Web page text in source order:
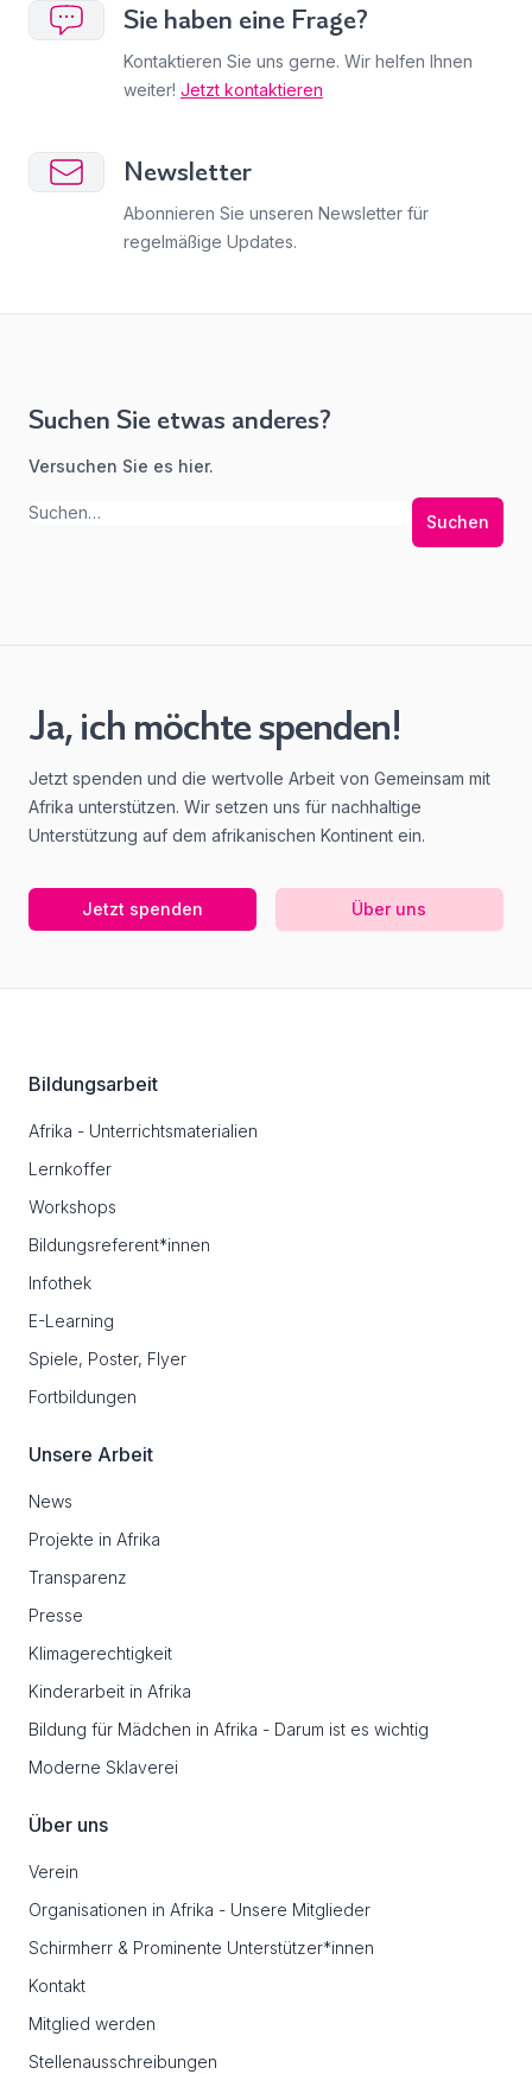
Sie haben eine Frage?
Kontaktieren Sie uns gerne. Wir helfen Ihnen
weiter! Jetzt kontaktieren
Newsletter
Abonnieren Sie unseren Newsletter für
regelmäßige Updates.
Suchen Sie etwas anderes?
Versuchen Sie es hier.
Suchen
Ja, ich möchte spenden!
Jetzt spenden und die wertvolle Arbeit von Gemeinsam mit
Afrika unterstützen. Wir setzen uns für nachhaltige
Unterstützung auf dem afrikanischen Kontinent ein.
Jetzt spenden Über uns
Bildungsarbeit
Afrika - Unterrichtsmaterialien
Lernkoffer
Workshops
Bildungsreferent*innen
Infothek
E-Learning
Spiele, Poster, Flyer
Fortbildungen
Unsere Arbeit
News
Projekte in Afrika
Transparenz
Presse
Klimagerechtigkeit
Kinderarbeit in Afrika
Bildung für Mädchen in Afrika - Darum ist es wichtig
Moderne Sklaverei
Über uns
Verein
Organisationen in Afrika - Unsere Mitglieder
Schirmherr & Prominente Unterstützer*innen
Kontakt
Mitglied werden
Stellenausschreibungen